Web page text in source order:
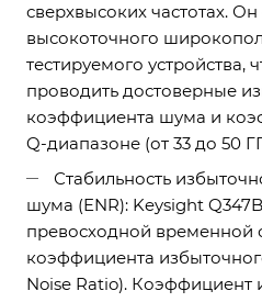
сверхвысоких частотах.
высокоточного
тестируемого устройства,
проводить достоверные
коэффициента шума и
Q-диапазоне (от 33 до 50
Стабильность
шума (ENR): Keysight
превосходной временной
коэффициента
Noise Ratio). Коэффициент